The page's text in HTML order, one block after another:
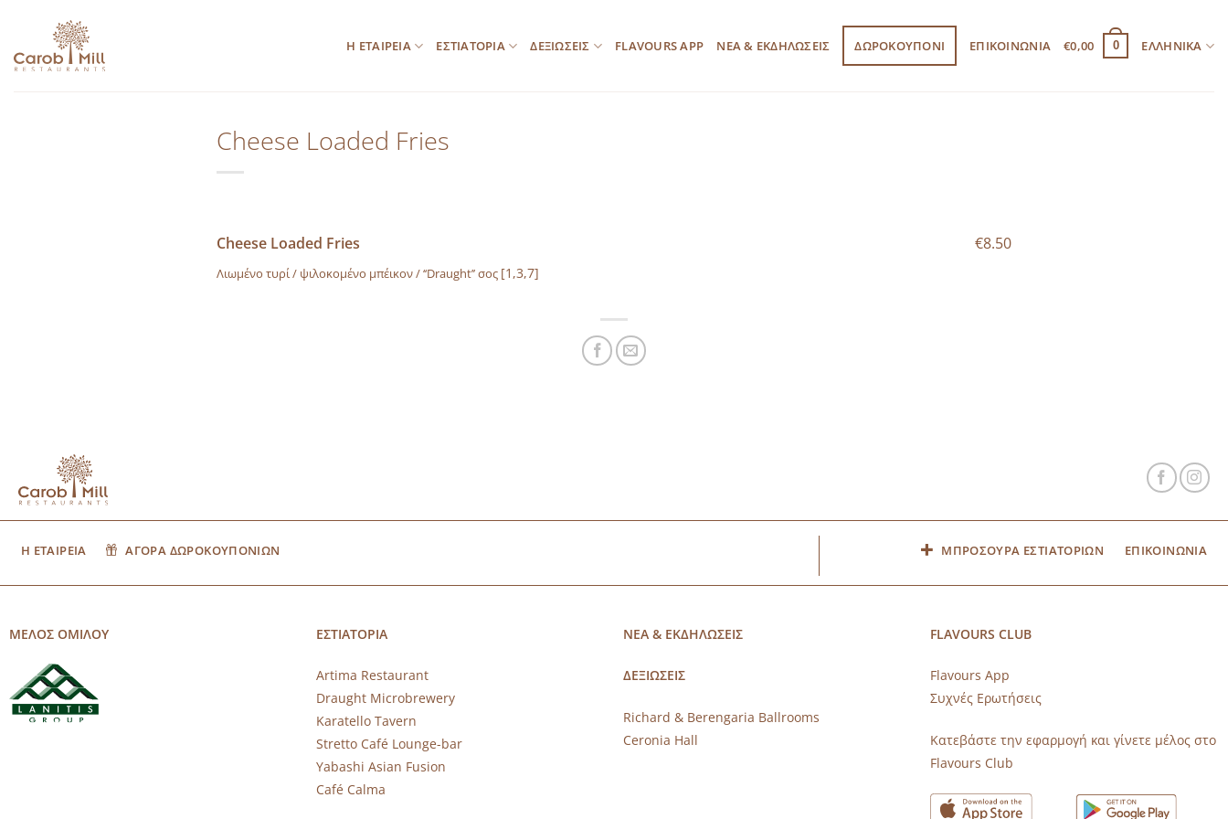
περιεχόμενο
Η ΕΤΑΙΡΕΙΑ ΕΣΤΙΑΤΟΡΙΑ ΔΕΞΙΩΣΕΙΣ FLAVOURS APP ΝΕΑ & ΕΚΔΗΛΩΣΕΙΣ ΔΩΡΟΚΟΥΠΟΝΙ ΕΠΙΚΟΙΝΩΝΙΑ €0,00 0 ΕΛΛΗΝΙΚΆ
Cheese Loaded Fries
Cheese Loaded Fries €8.50
Λιωμένο τυρί / ψιλοκομένο μπέικον / ‘‘Draught’’ σος [1,3,7]
Η ΕΤΑΙΡΕΙΑ ΑΓΟΡΑ ΔΩΡΟΚΟΥΠΟΝΙΩΝ ΜΠΡΟΣΟΥΡΑ ΕΣΤΙΑΤΟΡΙΩΝ ΕΠΙΚΟΙΝΩΝΙΑ
ΜΕΛΟΣ ΟΜΙΛΟΥ ΕΣΤΙΑΤΟΡΙΑ
Artima Restaurant
Draught Microbrewery
Karatello Tavern
Stretto Café Lounge-bar
Yabashi Asian Fusion
Café Calma
ΝΕΑ & ΕΚΔΗΛΩΣΕΙΣ
ΔΕΞΙΩΣΕΙΣ
Richard & Berengaria Ballrooms
Ceronia Hall
FLAVOURS CLUB
Flavours App
Συχνές Ερωτήσεις
Κατεβάστε την εφαρμογή και γίνετε μέλος στο
Flavours Club